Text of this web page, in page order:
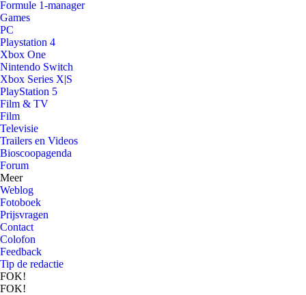
Formule 1-manager
Games
PC
Playstation 4
Xbox One
Nintendo Switch
Xbox Series X|S
PlayStation 5
Film & TV
Film
Televisie
Trailers en Videos
Bioscoopagenda
Forum
Meer
Weblog
Fotoboek
Prijsvragen
Contact
Colofon
Feedback
Tip de redactie
FOK!
FOK!